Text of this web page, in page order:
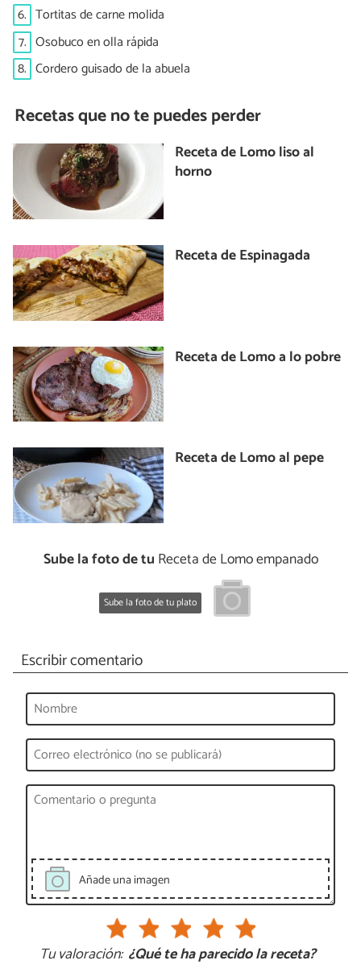
6. Tortitas de carne molida
7. Osobuco en olla rápida
8. Cordero guisado de la abuela
Recetas que no te puedes perder
Receta de Lomo liso al
horno
Receta de Espinagada
Receta de Lomo a lo pobre
Receta de Lomo al pepe
Sube la foto de tu Receta de Lomo empanado
Sube la foto de tu plato
Escribir comentario
Añade una imagen
Tu valoración: ¿Qué te ha parecido la receta?